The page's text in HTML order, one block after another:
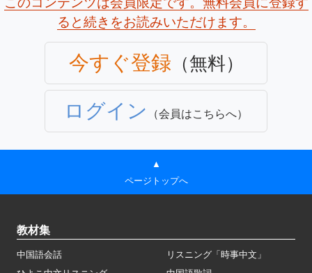
ると続きをお読みいただけます。
今すぐ登録 （無料）
ログイン （会員はこちらへ）
▲
ページトップへ
教材集
中国語会話
リスニング「時事中文」